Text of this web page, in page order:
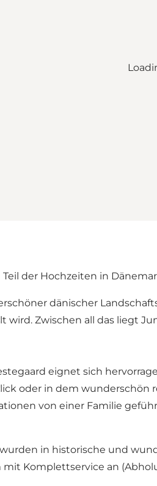
der Hochzeiten in
dänischer
Zwischen all das liegt
eignet sich
oder in dem wunderschön
von einer Familie
in historische und
Komplettservice an